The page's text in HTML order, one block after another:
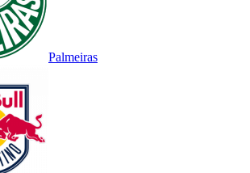
Palmeiras